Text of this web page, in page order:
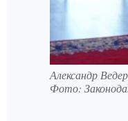
Александр
Фото: